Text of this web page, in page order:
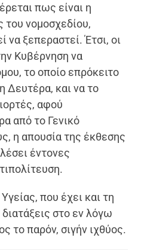
πως είναι η
του νομοσχεδίου,
να ξεπεραστεί. Έτσι, οι
Κυβέρνηση να
το οποίο επρόκειτο
Δευτέρα, και να το
αφού
από το Γενικό
η απουσία της έκθεσης
έντονες
που έχει και τη
στο εν λόγω
το παρόν, σιγήν ιχθύος.